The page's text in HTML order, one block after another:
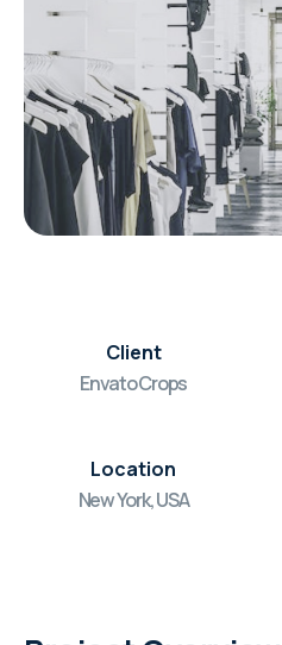
Client
Envato Crops
Location
New York, USA